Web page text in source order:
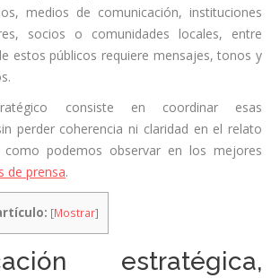
medios de comunicación, instituciones
socios o comunidades locales, entre
estos públicos requiere mensajes, tonos y
consiste en coordinar esas
perder coherencia ni claridad en el relato
podemos observar en los mejores
de prensa.
[Mostrar]
estratégica,